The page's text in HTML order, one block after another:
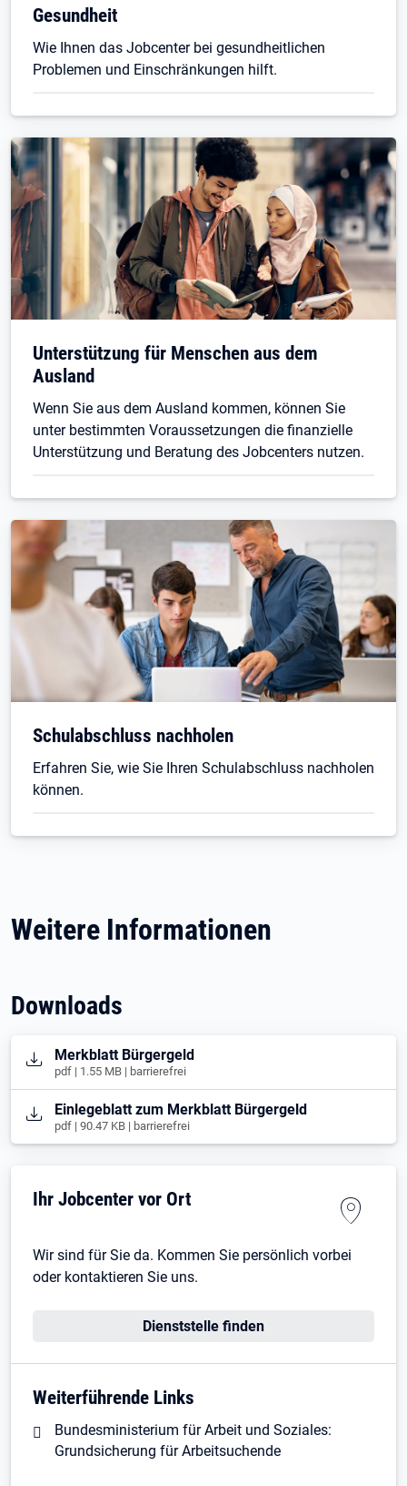
Gesundheit
Wie Ihnen das Jobcenter bei gesundheitlichen
Problemen und Einschränkungen hilft.
Unterstützung für Menschen aus dem
Ausland
Wenn Sie aus dem Ausland kommen, können Sie
unter bestimmten Voraussetzungen die finanzielle
Unterstützung und Beratung des Jobcenters nutzen.
Schulabschluss nachholen
Erfahren Sie, wie Sie Ihren Schulabschluss nachholen
können.
Weitere Informationen
Downloads
Öffnet in neuem Tab
Merkblatt Bürgergeld
pdf | 1.55 MB | barrierefrei
Öffnet in neuem Tab
Einlegeblatt zum Merkblatt Bürgergeld
pdf | 90.47 KB | barrierefrei
Ihr Jobcenter vor Ort
Wir sind für Sie da. Kommen Sie persönlich vorbei
oder kontaktieren Sie uns.
Dienststelle finden
Weiterführende Links
Bundesministerium für Arbeit und Soziales:
Grundsicherung für Arbeitsuchende